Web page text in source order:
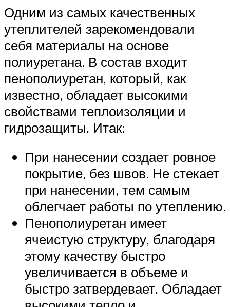
Одним из самых качественных
утеплителей зарекомендовали
себя материалы на основе
полиуретана. В состав входит
пенополиуретан, который, как
известно, обладает высокими
свойствами теплоизоляции и
гидрозащиты. Итак:
При нанесении создает ровное
покрытие, без швов. Не стекает
при нанесении, тем самым
облегчает работы по утеплению.
Пенополиуретан имеет
ячеистую структуру, благодаря
этому качеству быстро
увеличивается в объеме и
быстро затвердевает. Обладает